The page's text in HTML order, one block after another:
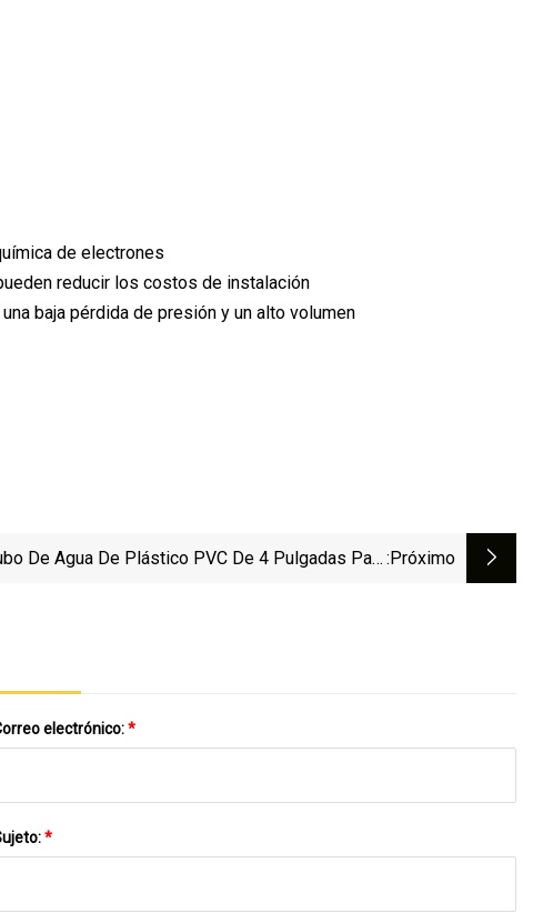
de electrones
reducir los costos de instalación
baja pérdida de presión y un alto volumen
De Agua De Plástico PVC De 4 Pulgadas Para :próximo
electrónico:*
*